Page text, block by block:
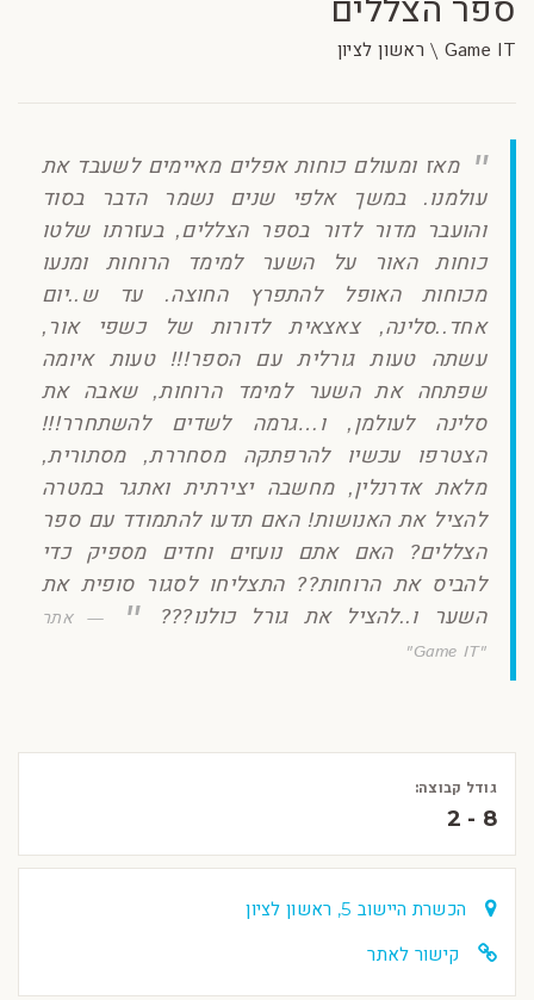
ספר הצללים
Game IT \ ראשון לציון
מאז ומעולם כוחות אפלים מאיימים לשעבד את
עולמנו. במשך אלפי שנים נשמר הדבר בסוד
והועבר מדור לדור בספר הצללים, בעזרתו שלטו
כוחות האור על השער למימד הרוחות ומנעו
מכוחות האופל להתפרץ החוצה. עד ש..יום
אחד..סלינה, צאצאית לדורות של כשפי אור,
עשתה טעות גורלית עם הספר!!! טעות איומה
שפתחה את השער למימד הרוחות, שאבה את
סלינה לעולמן, ו…גרמה לשדים להשתחרר!!!
הצטרפו עכשיו להרפתקה מסחררת, מסתורית,
מלאת אדרנלין, מחשבה יצירתית ואתגר במטרה
להציל את האנושות! האם תדעו להתמודד עם ספר
הצללים? האם אתם נועזים וחדים מספיק כדי
להביס את הרוחות?? התצליחו לסגור סופית את
השער ו..להציל את גורל כולנו???
אתר
"Game IT"
גודל קבוצה:
2 - 8
הכשרת היישוב 5, ראשון לציון
קישור לאתר